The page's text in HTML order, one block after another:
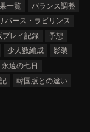
一覧
バランス調整
リバース・ラビリンス
プレイ記録
予想
少人数編成
影装
永遠の七日
韓国版との違い